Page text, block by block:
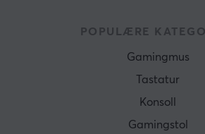
POPULÆRE
Gamingmus
Tastatur
Konsoll
Gamingstol